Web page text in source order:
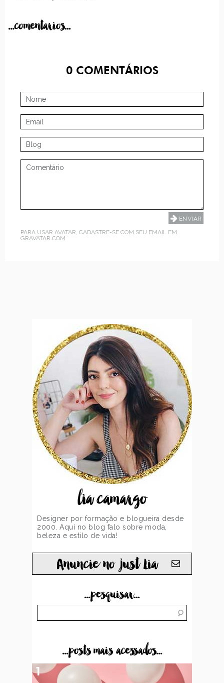
...comentarios...
0COMENTÁRIOS
PARA USAR AVATAR, CADASTRE-SE COM SEU EMAIL EM
GRAVATAR.COM
lia camargo
Designer por formação e blogueira desde
2000. Aqui no blog falo sobre moda,
beleza e estilo de vida!
Anuncie no just Lia
...pesquisar...
...posts mais acessados...
1